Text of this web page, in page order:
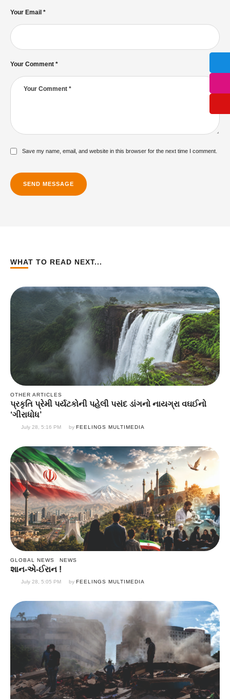
Your Comment *
Your Email *
Save my name, email, and website in this browser for the next time I comment.
SEND MESSAGE
WHAT TO READ NEXT...
OTHER ARTICLES
પ્રકૃતિ પ્રેમી પર્યટકોની પહેલી પસંદ ડાંગનો નાયગ્રા વઘઈનો
‘ગીરાધોધ’
July 28, 5:16 PM by FEELINGS MULTIMEDIA
GLOBAL NEWS NEWS
શાન-એ-ઈરાન !
July 28, 5:05 PM by FEELINGS MULTIMEDIA